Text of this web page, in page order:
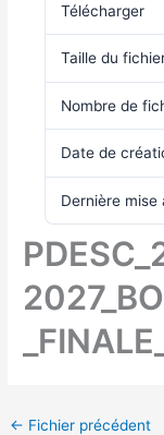
Télécharger
Taille du
Nombre de
Date de
Dernière mise
← Fichier précédent